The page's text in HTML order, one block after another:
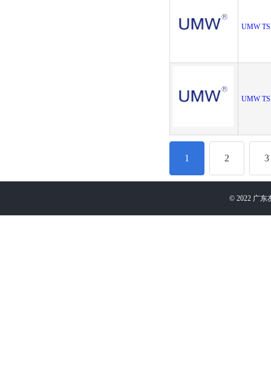
UMW
UMW
1 2 3
© 2022 广东